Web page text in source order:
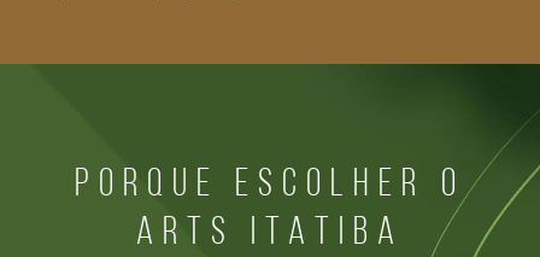
PORQUE ESCOLHER O
ARTS ITATIBA